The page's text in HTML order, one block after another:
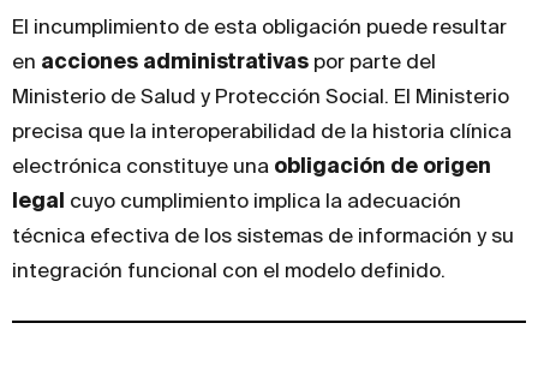
El incumplimiento de esta obligación puede resultar
en acciones administrativas por parte del
Ministerio de Salud y Protección Social. El Ministerio
precisa que la interoperabilidad de la historia clínica
electrónica constituye una obligación de origen
legal cuyo cumplimiento implica la adecuación
técnica efectiva de los sistemas de información y su
integración funcional con el modelo definido.